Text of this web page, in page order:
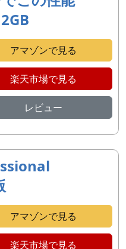
アマゾンで見る
楽天市場で見る
レビュー
アマゾンで見る
楽天市場で見る